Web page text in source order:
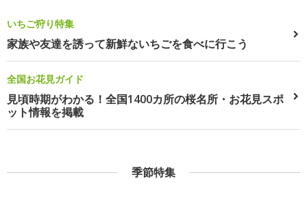
いちご狩り特集
家族や友達を誘って新鮮ないちごを食べに行こう
全国お花見ガイド
見頃時期がわかる！全国1400カ所の桜名所・お花見スポ
ット情報を掲載
季節特集